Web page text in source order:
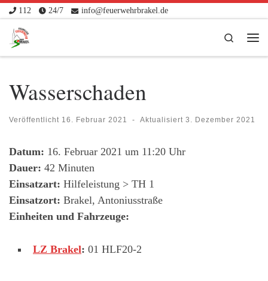
Zum Inhalt springen
112 24/7 info@feuerwehrbrakel.de
Search
Wasserschaden
Veröffentlicht 16. Februar 2021 - Aktualisiert 3. Dezember 2021
Datum: 16. Februar 2021 um 11:20 Uhr
Dauer: 42 Minuten
Einsatzart: Hilfeleistung > TH 1
Einsatzort: Brakel, Antoniusstraße
Einheiten und Fahrzeuge:
LZ Brakel: 01 HLF20-2